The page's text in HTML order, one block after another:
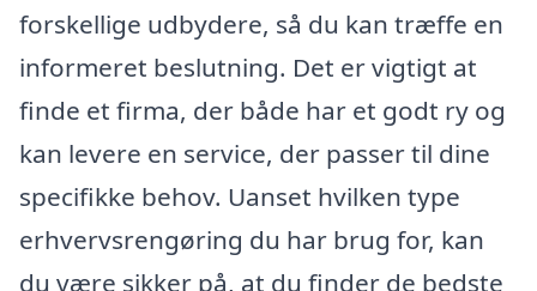
forskellige udbydere, så du kan træffe en
informeret beslutning. Det er vigtigt at
finde et firma, der både har et godt ry og
kan levere en service, der passer til dine
specifikke behov. Uanset hvilken type
erhvervsrengøring du har brug for, kan
du være sikker på, at du finder de bedste